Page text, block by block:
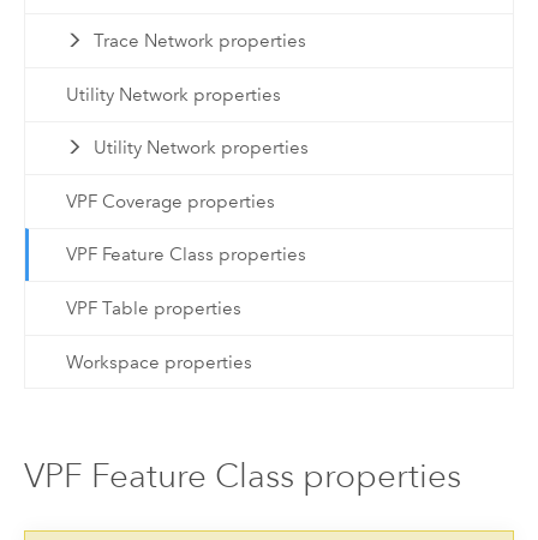
Trace Network properties
Utility Network properties
Utility Network properties
VPF Coverage properties
VPF Feature Class properties
VPF Table properties
Workspace properties
VPF Feature Class properties